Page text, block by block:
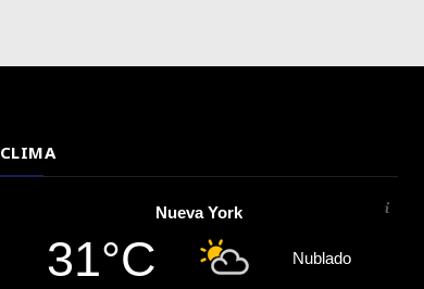
CLIMA
Nueva York
31°C Nublado